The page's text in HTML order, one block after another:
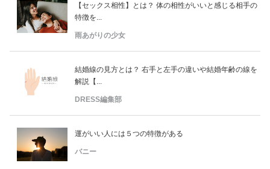
【セックス相性】とは？ 体の相性がいいと感じる相手の
特徴を...
雨あがりの少女
結婚線の見方とは？ 右手と左手の違いや結婚年齢の線を
解説【...
DRESS編集部
運がいい人には５つの特徴がある
バニー